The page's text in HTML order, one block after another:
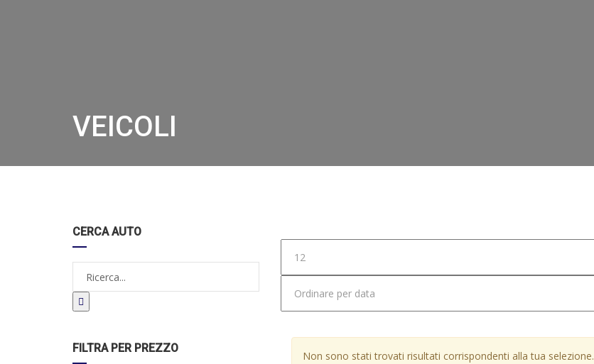
VEICOLI
CERCA AUTO
FILTRA PER PREZZO
Non sono stati trovati risultati corrispondenti alla tua selezione.